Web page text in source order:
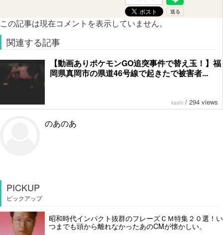
この記事は現在コメントを表示していません。
関連する記事
【動画ありポケモンGO追突事件で替え玉！】福
岡県真岡市の県道46号線で起きたで被害者...
kashi / 294 views
のあのあ
PICKUP
ピックアップ
昭和時代インパクト抜群のフレーズＣＭ特集２０選！い
つまでも頭から離れなかったあのCMが懐かしい。